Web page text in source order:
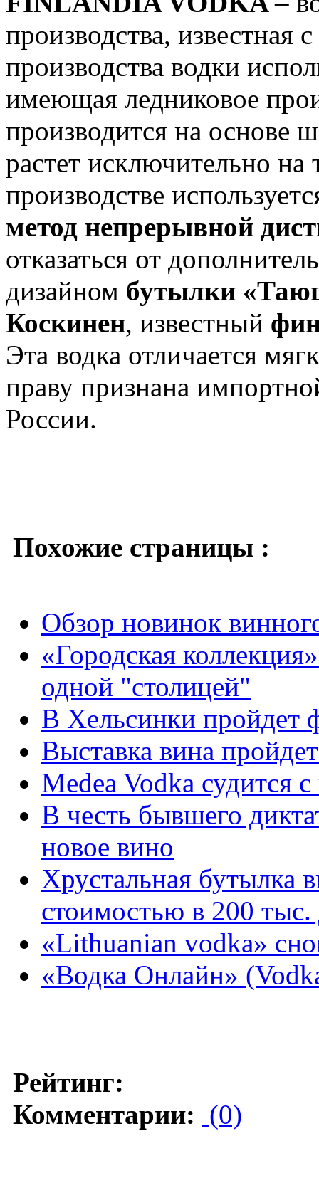
производства, известная
производства водки
имеющая ледниковое
производится на основе
растет исключительно
производстве
метод непрерывной
отказаться от
дизайном бутылки
Коскинен, известный
Эта водка отличается
праву признана
России.
Похожие страницы :
Обзор новинок
«Городская
одной "столицей"
В Хельсинки пройдет
Выставка вина
Medea Vodka судится
В честь бывшего
новое вино
Хрустальная бутылка
стоимостью в 200 тыс.
«Lithuanian vodka»
«Водка Онлайн»
Рейтинг:
Комментарии: (0)